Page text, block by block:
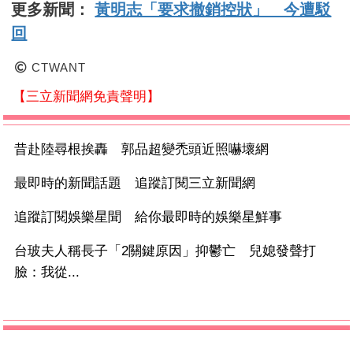
更多新聞：黃明志「要求撤銷控狀」 今遭駁
回
CTWANT
【三立新聞網免責聲明】
昔赴陸尋根挨轟 郭品超變禿頭近照嚇壞網
最即時的新聞話題 追蹤訂閱三立新聞網
追蹤訂閱娛樂星聞 給你最即時的娛樂星鮮事
台玻夫人稱長子「2關鍵原因」抑鬱亡 兒媳發聲打
臉：我從...